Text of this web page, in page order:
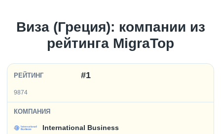
Виза (Греция): компании из
рейтинга MigraTop
#1
9874
International Business